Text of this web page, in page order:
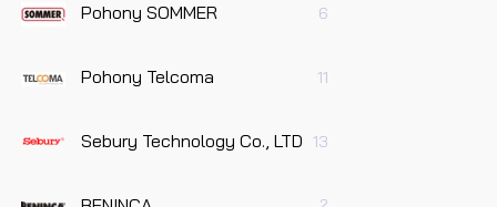
Pohony SOMMER 6
Pohony Telcoma 11
Sebury Technology Co., LTD 13